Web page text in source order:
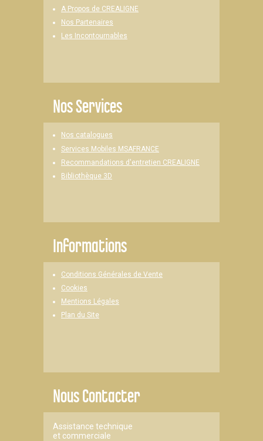
A Propos de CREALIGNE
Nos Partenaires
Les Incontournables
Nos Services
Nos catalogues
Services Mobiles MSAFRANCE
Recommandations d'entretien CREALIGNE
Bibliothèque 3D
Informations
Conditions Générales de Vente
Cookies
Mentions Légales
Plan du Site
Nous Contacter
Assistance technique
et commerciale